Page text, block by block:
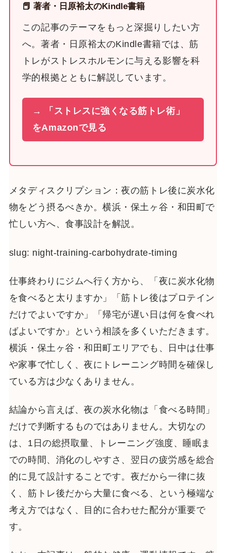
📕 著者・日原裕太のKindle書籍
この記事のテーマをもっと深掘りしたい方
へ。著者・日原裕太のKindle書籍では、筋
トレがストレスホルモンに与える影響を科
学的根拠とともに解説しています。
→ 「ストレスに強くなる筋トレ術」
をAmazonで見る
メタディスクリプション：夜の筋トレ後に炭水化
物をどう摂るべきか。横浜・保土ヶ谷・和田町で
忙しい方へ、食事設計を解説。
slug: night-training-carbohydrate-timing
仕事終わりにジムへ行く方から、「夜に炭水化物
を食べると太りますか」「筋トレ後はプロテイン
だけでよいですか」「帰宅が遅い日は何を食べれ
ばよいですか」という相談を多くいただきます。
横浜・保土ヶ谷・和田町エリアでも、日中は仕事
や家事で忙しく、夜にトレーニング時間を確保し
ている方は少なくありません。
結論から言えば、夜の炭水化物は「食べる時間」
だけで判断するものではありません。大切なの
は、1日の総摂取量、トレーニング強度、睡眠ま
での時間、消化のしやすさ、翌日の疲労感を総合
的に見て設計することです。夜だから一律に抜
く、筋トレ後だから大量に食べる、という極端な
考え方ではなく、目的に合わせた配分が重要で
す。